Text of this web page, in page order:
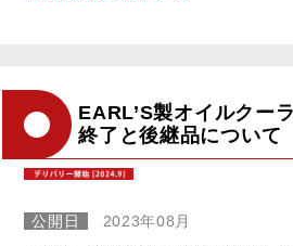
EARL’S製オイルクー
終了と後継品について
公開日
2023年08月